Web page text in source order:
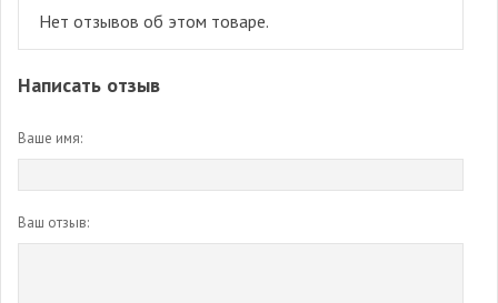
Нет отзывов об этом товаре.
Написать отзыв
Ваше имя:
Ваш отзыв: